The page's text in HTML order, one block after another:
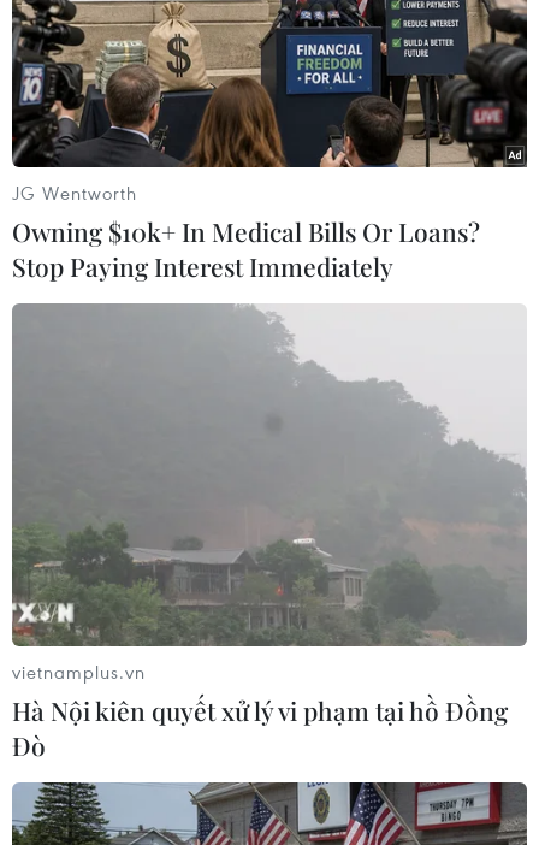
Hiện trường vụ tai nạn giao thông nghiêm trọng. (Ảnh: TTXVN
phát)
(TTXVN/Vietnam+)
#Quảng Trị #Tai nạn giao thông
#Xe tải
#Chợ Tân Long
Quảng Trị
JG Wentworth
Owning $10k+ In Medical Bills Or Loans?
Stop Paying Interest Immediately
vietnamplus.vn
Hà Nội kiên quyết xử lý vi phạm tại hồ Đồng
Đò